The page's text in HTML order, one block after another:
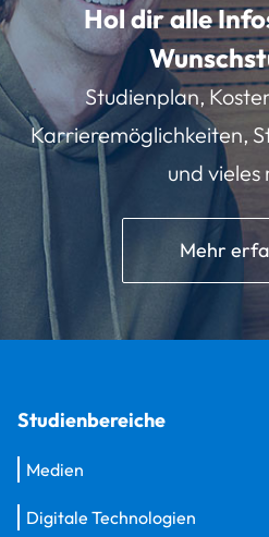
Hol dir alle
Studienplan,
Karrieremöglichkeiten,
und vieles
Mehr
Studienbereiche
Medien
Digitale Technologien